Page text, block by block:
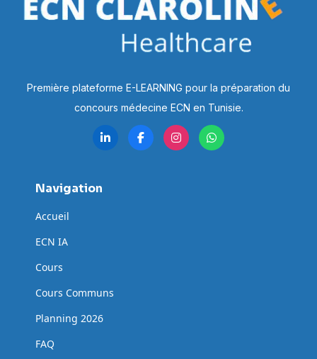
Première plateforme E-LEARNING pour la préparation du
concours médecine ECN en Tunisie.
Navigation
Accueil
ECN IA
Cours
Cours Communs
Planning 2026
FAQ